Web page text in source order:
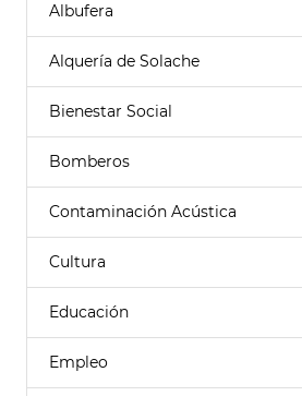
Albufera
Alquería de Solache
Bienestar Social
Bomberos
Contaminación Acústica
Cultura
Educación
Empleo